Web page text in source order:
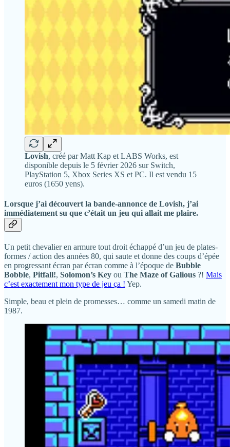
Lovish, créé par Matt Kap et LABS Works, est
disponible depuis le 5 février 2026 sur Switch,
PlayStation 5, Xbox Series XS et PC. Il est vendu 15
euros (1650 yens).
Lorsque j’ai découvert la bande-annonce de Lovish, j’ai
immédiatement su que c’était un jeu qui allait me plaire.
Un petit chevalier en armure tout droit échappé d’un jeu de plates-
formes / action des années 80, qui saute et donne des coups d’épée
en progressant écran par écran comme à l’époque de Bubble
Bobble, Pitfall!, Solomon’s Key ou The Maze of Galious ?! Mais
c’est exactement mon type de jeu ça ! Yep.
Simple, beau et plein de promesses… comme un samedi matin de
1987.